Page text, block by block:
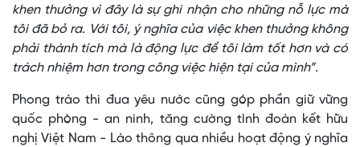
khen thưởng vì đây là sự ghi nhận cho những nỗ lực mà
tôi đã bỏ ra. Với tôi, ý nghĩa của việc khen thưởng không
phải thành tích mà là động lực để tôi làm tốt hơn và có
trách nhiệm hơn trong công việc hiện tại của mình”.
Phong trào thi đua yêu nước cũng góp phần giữ vững
quốc phòng - an ninh, tăng cường tình đoàn kết hữu
nghị Việt Nam - Lào thông qua nhiều hoạt động ý nghĩa